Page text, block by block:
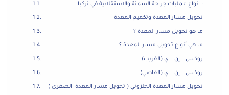
انواع عمليات جراحة السمنة والاستقلابية في تركيا :
تحويل مسار المعدة وتكميم المعدة
ما هو تحويل مسار المعدة ؟
ما هي أنواع تحويل مسار المعدة ؟
روكس – إن – ي (القريب)
روكس – إن – ي (القاصي)
تحويل مسار المعدة الحلزوني ( تحويل مسار المعدة الصغرى )